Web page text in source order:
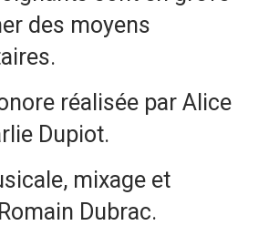
des moyens
réalisée par Alice
Dupiot.
mixage et
Dubrac.